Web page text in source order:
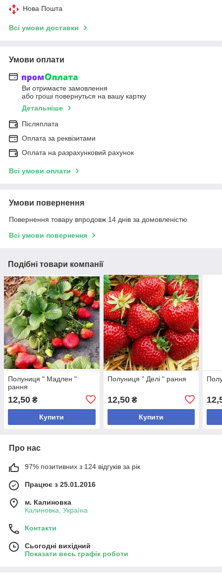
Нова Пошта
Всі умови доставки
Умови оплати
Ви отримаєте замовлення
або гроші повернуться на вашу картку
Детальніше
Післяплата
Оплата за реквізитами
Оплата на разрахунковий рахунок
Всі умови оплати
Умови повернення
Повернення товару впродовж 14 днів за домовленістю
Всі умови повернення
Подібні товари компанії
Полуниця " Мадлен "
рання
12,50 ₴
Купити
Полуниця " Делі " рання
12,50₴
Купити
Про нас
97% позитивних з 124 відгуків за рік
Працює з 25.01.2016
м. Калиновка
Калиновка, Україна
Контакти
Сьогодні вихідний
Показати весь графік роботи